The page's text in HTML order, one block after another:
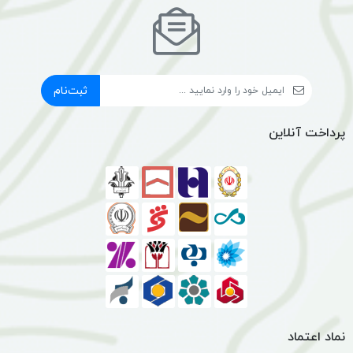
ثبت‌نام
پرداخت آنلاین
نماد اعتماد